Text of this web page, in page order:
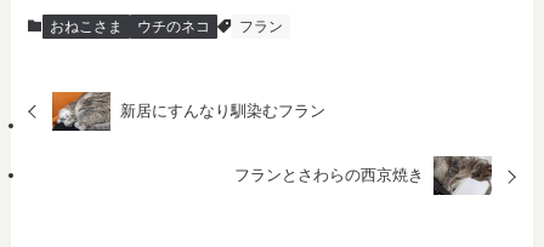
おねこさま ウチのネコ フラン
新居にすんなり馴染むフラン
フランとさわらの西京焼き